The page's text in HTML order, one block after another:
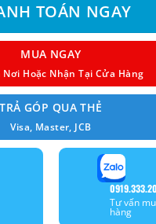
TOÁN NGAY
MUA NGAY
Nơi Hoặc Nhận Tại Cửa Hàng
TRẢ GÓP QUA THẺ
Visa, Master, JCB
Tư vấn
hàng